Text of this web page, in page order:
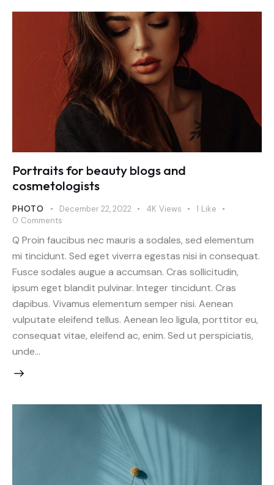
Portraits for beauty blogs and
cosmetologists
PHOTO December 22, 2022 4K Views 1 Like
0 Comments
Q Proin faucibus nec mauris a sodales, sed elementum
mi tincidunt. Sed eget viverra egestas nisi in consequat.
Fusce sodales augue a accumsan. Cras sollicitudin,
ipsum eget blandit pulvinar. Integer tincidunt. Cras
dapibus. Vivamus elementum semper nisi. Aenean
vulputate eleifend tellus. Aenean leo ligula, porttitor eu,
consequat vitae, eleifend ac, enim. Sed ut perspiciatis,
unde…